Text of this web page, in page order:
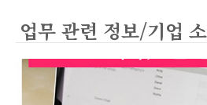
업무 관련 정보/기업